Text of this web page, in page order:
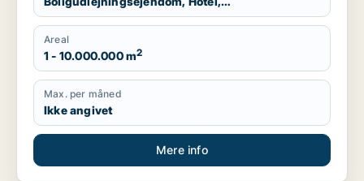
Produktionslokaler
Areal
1 - 10.000.000 m2
Max. per måned
Ikke angivet
Mere info